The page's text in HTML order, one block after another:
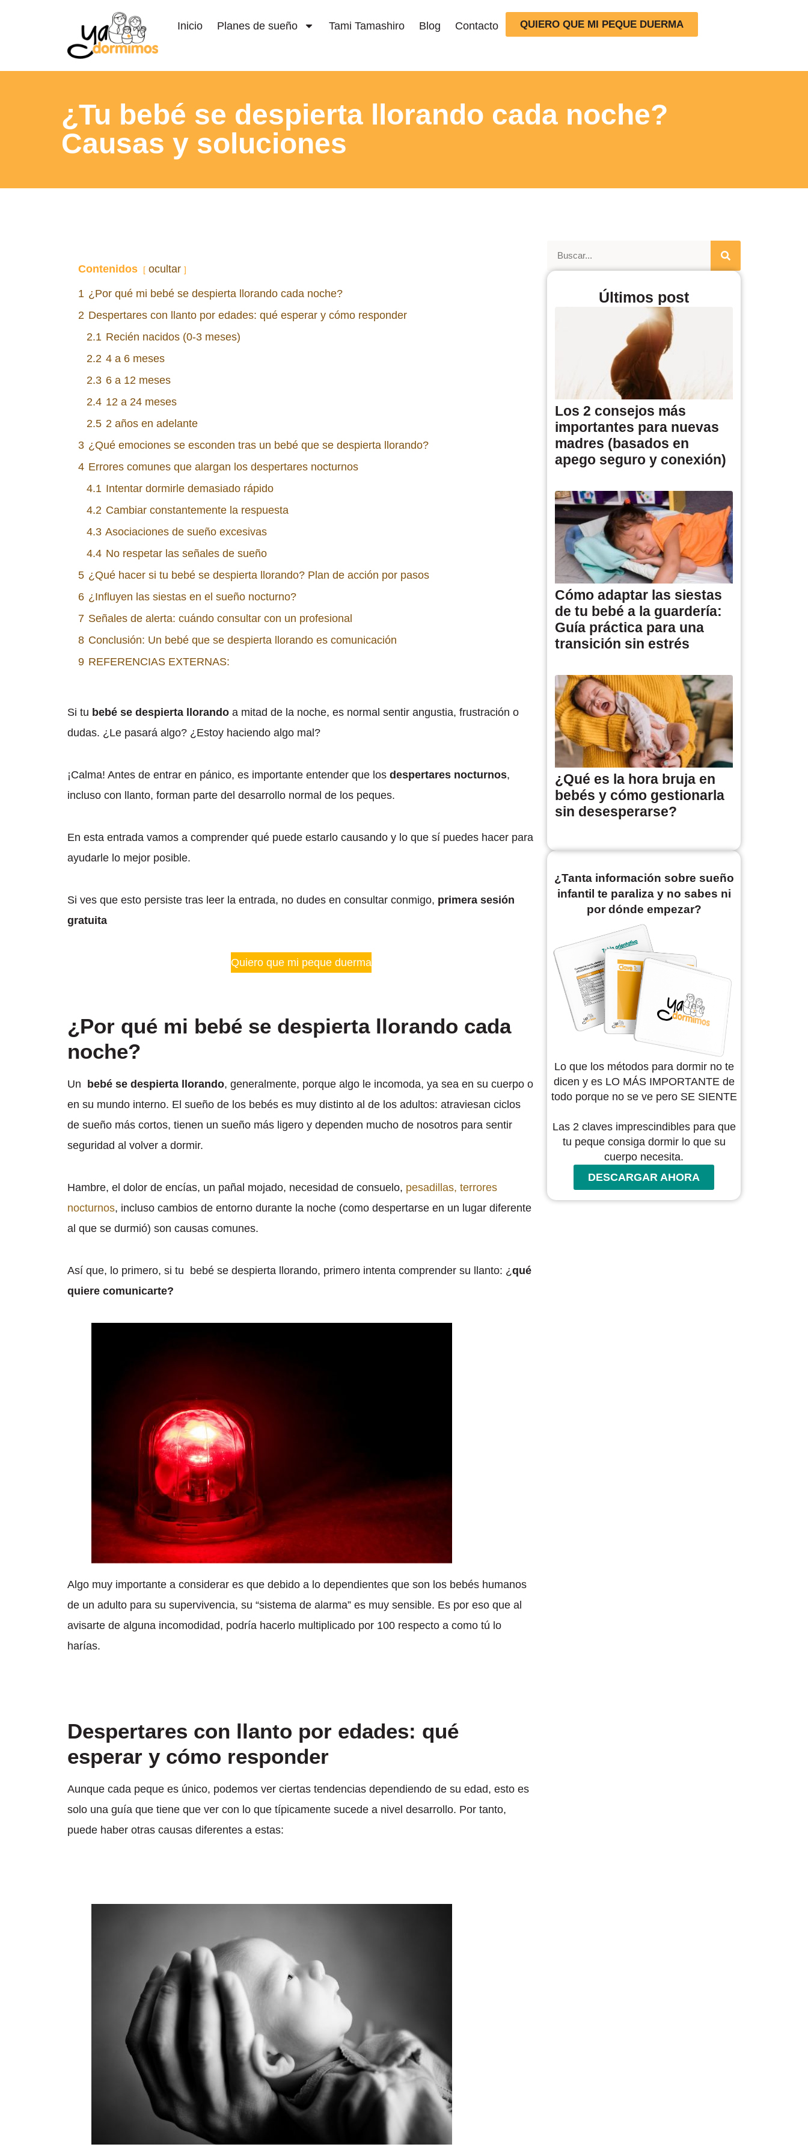
Inicio Planes de sueño Tami Tamashiro Blog Contacto QUIERO QUE MI PEQUE DUERMA
¿Tu bebé se despierta llorando cada noche?
Causas y soluciones
Contenidos ocultar
1 ¿Por qué mi bebé se despierta llorando cada noche?
2 Despertares con llanto por edades: qué esperar y cómo responder
2.1 Recién nacidos (0-3 meses)
2.2 4 a 6 meses
2.3 6 a 12 meses
2.4 12 a 24 meses
2.5 2 años en adelante
3 ¿Qué emociones se esconden tras un bebé que se despierta llorando?
4 Errores comunes que alargan los despertares nocturnos
4.1 Intentar dormirle demasiado rápido
4.2 Cambiar constantemente la respuesta
4.3 Asociaciones de sueño excesivas
4.4 No respetar las señales de sueño
5 ¿Qué hacer si tu bebé se despierta llorando? Plan de acción por pasos
6 ¿Influyen las siestas en el sueño nocturno?
7 Señales de alerta: cuándo consultar con un profesional
8 Conclusión: Un bebé que se despierta llorando es comunicación
9 REFERENCIAS EXTERNAS:
Si tu bebé se despierta llorando a mitad de la noche, es normal sentir angustia, frustración o
dudas. ¿Le pasará algo? ¿Estoy haciendo algo mal?
¡Calma! Antes de entrar en pánico, es importante entender que los despertares nocturnos,
incluso con llanto, forman parte del desarrollo normal de los peques.
En esta entrada vamos a comprender qué puede estarlo causando y lo que sí puedes hacer para
ayudarle lo mejor posible.
Si ves que esto persiste tras leer la entrada, no dudes en consultar conmigo, primera sesión
gratuita
Quiero que mi peque duerma
¿Por qué mi bebé se despierta llorando cada
noche?
Un bebé se despierta llorando, generalmente, porque algo le incomoda, ya sea en su cuerpo o
en su mundo interno. El sueño de los bebés es muy distinto al de los adultos: atraviesan ciclos
de sueño más cortos, tienen un sueño más ligero y dependen mucho de nosotros para sentir
seguridad al volver a dormir.
Hambre, el dolor de encías, un pañal mojado, necesidad de consuelo, pesadillas, terrores
nocturnos, incluso cambios de entorno durante la noche (como despertarse en un lugar diferente
al que se durmió) son causas comunes.
Así que, lo primero, si tu bebé se despierta llorando, primero intenta comprender su llanto: ¿ qué
quiere comunicarte?
Algo muy importante a considerar es que debido a lo dependientes que son los bebés humanos
de un adulto para su supervivencia, su “sistema de alarma” es muy sensible. Es por eso que al
avisarte de alguna incomodidad, podría hacerlo multiplicado por 100 respecto a como tú lo
harías.
Despertares con llanto por edades: qué
esperar y cómo responder
Aunque cada peque es único, podemos ver ciertas tendencias dependiendo de su edad, esto es
solo una guía que tiene que ver con lo que típicamente sucede a nivel desarrollo. Por tanto,
puede haber otras causas diferentes a estas:
Últimos post
Los 2 consejos más
importantes para nuevas
madres (basados en
apego seguro y conexión)
Cómo adaptar las siestas
de tu bebé a la guardería:
Guía práctica para una
transición sin estrés
¿Qué es la hora bruja en
bebés y cómo gestionarla
sin desesperarse?
¿Tanta información sobre sueño
infantil te paraliza y no sabes ni
por dónde empezar?
Lo que los métodos para dormir no te
dicen y es LO MÁS IMPORTANTE de
todo porque no se ve pero SE SIENTE
Las 2 claves imprescindibles para que
tu peque consiga dormir lo que su
cuerpo necesita.
DESCARGAR AHORA